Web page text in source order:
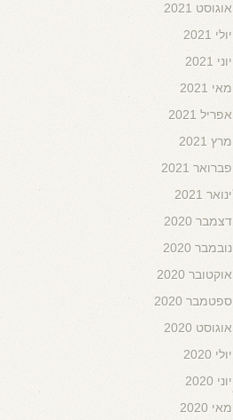
אוגוסט 2021
יולי 2021
יוני 2021
מאי 2021
אפריל 2021
מרץ 2021
פברואר 2021
ינואר 2021
דצמבר 2020
נובמבר 2020
אוקטובר 2020
ספטמבר 2020
אוגוסט 2020
יולי 2020
יוני 2020
מאי 2020